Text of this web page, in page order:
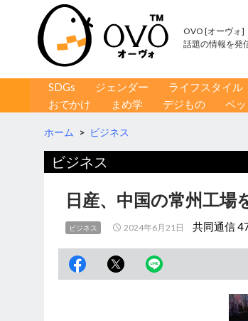
OVO [オーヴォ]
話題の情報を発
コンテンツへ移動
SDGs ジェンダー ライフスタイル
おでかけ
まめ学 デジもの ペッ
ホーム > ビジネス
ビジネス
日産、中国の常州工場
ビジネス 2024年6月21日 共同通信